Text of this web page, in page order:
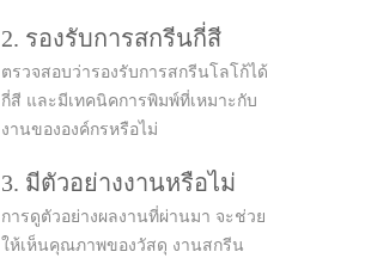
2. รองรับการสกรีนกี่สี
ตรวจสอบว่ารองรับการสกรีนโลโก้ได้
กี่สี และมีเทคนิคการพิมพ์ที่เหมาะกับ
งานขององค์กรหรือไม่
3. มีตัวอย่างงานหรือไม่
การดูตัวอย่างผลงานที่ผ่านมา จะช่วย
ให้เห็นคุณภาพของวัสดุ งานสกรีน